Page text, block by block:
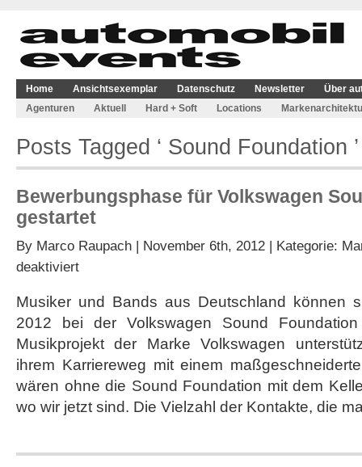
Home Ansichtsexemplar Datenschutz Newsletter
Über
Agenturen
Aktuell Hard + Soft Locations
Posts Tagged ‘ Sound Foundation ’
Bewerbungsphase für Volkswagen
gestartet
By Marco Raupach | November 6th, 2012 | Kategorie:
deaktiviertfür
Volkswagen
Sound
gestartet
Musiker und Bands aus Deutschland können
2012 bei der Volkswagen Sound
Musikprojekt der Marke Volkswagen
ihrem Karriereweg mit einem
wären ohne die Sound Foundation mit dem
wo wir jetzt sind. Die Vielzahl der Kontakte, die